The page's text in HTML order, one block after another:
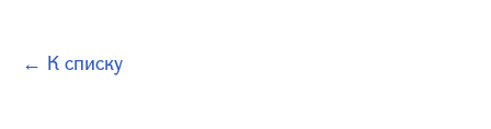
← К списку